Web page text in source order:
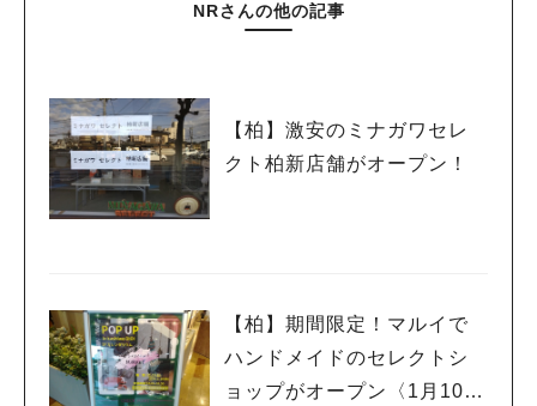
NRさんの他の記事
【柏】激安のミナガワセレ
クト柏新店舗がオープン！
【柏】期間限定！マルイで
ハンドメイドのセレクトシ
ョップがオープン〈1月10日